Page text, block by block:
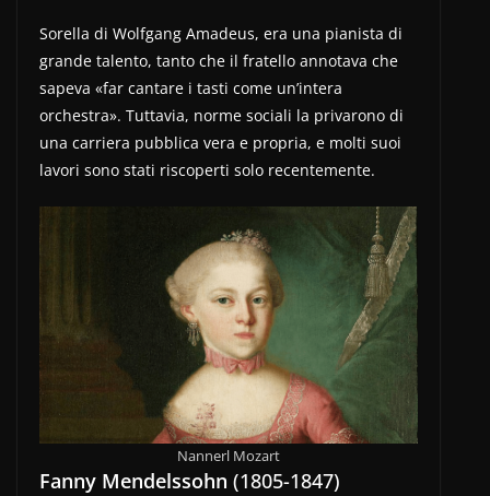
Sorella di Wolfgang Amadeus, era una pianista di
grande talento, tanto che il fratello annotava che
sapeva «far cantare i tasti come un’intera
orchestra». Tuttavia, norme sociali la privarono di
una carriera pubblica vera e propria, e molti suoi
lavori sono stati riscoperti solo recentemente.
Nannerl Mozart
Fanny Mendelssohn (1805-1847)